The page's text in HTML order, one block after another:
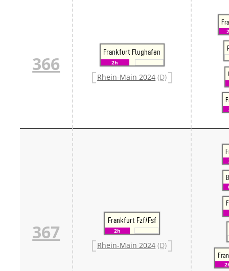
366
Frankfurt Flughafen
2h
Rhein-Main 2024 (D)
367
Frankfurt Fzf/Fsf
2h
Rhein-Main 2024 (D)